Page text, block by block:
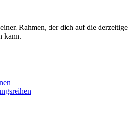
Rahmen, der dich auf die derzeitige
kann.